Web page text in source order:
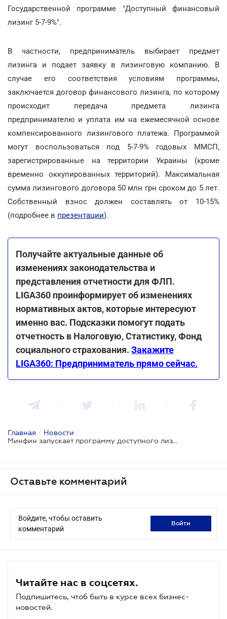
Государственной программе "Доступный финансовый
лизинг 5-7-9%".
В частности, предприниматель выбирает предмет
лизинга и подает заявку в лизинговую компанию. В
случае его соответствия условиям программы,
заключается договор финансового лизинга, по которому
происходит передача предмета лизинга
предпринимателю и уплата им на ежемесячной основе
компенсированного лизингового платежа. Программой
могут воспользоваться под 5-7-9% годовых ММСП,
зарегистрированные на территории Украины (кроме
временно оккупированных территорий). Максимальная
сумма лизингового договора 50 млн грн сроком до 5 лет.
Собственный взнос должен составлять от 10-15%
(подробнее в презентации).
Получайте актуальные данные об
изменениях законодательства и
представления отчетности для ФЛП.
LIGA360 проинформирует об изменениях
нормативных актов, которые интересуют
именно вас. Подсказки помогут подать
отчетность в Налоговую, Статистику, Фонд
социального страхования. Закажите
LIGA360: Предприниматель прямо сейчас.
Главная / Новости /
Минфин запускает программу доступного лизинга для малого бизнеса
Оставьте комментарий
Войдите, чтобы оставить
комментарий
войти
Читайте нас в соцсетях.
Подпишитесь, чтоб быть в курсе всех бизнес-
новостей.